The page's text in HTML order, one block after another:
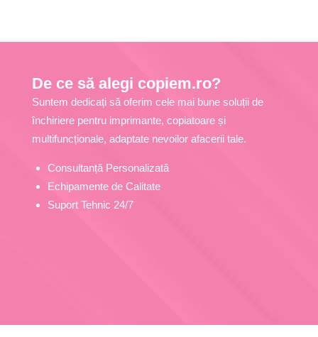
De ce să alegi copiem.ro?
Suntem dedicați să oferim cele mai bune soluții de
închiriere pentru imprimante, copiatoare și
multifuncționale, adaptate nevoilor afacerii tale.
Consultanță Personalizată
Echipamente de Calitate
Suport Tehnic 24/7